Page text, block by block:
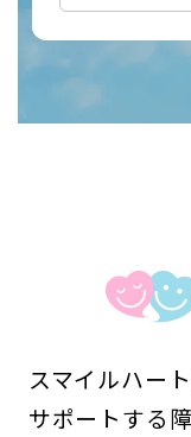
スマイルハー
サポートする